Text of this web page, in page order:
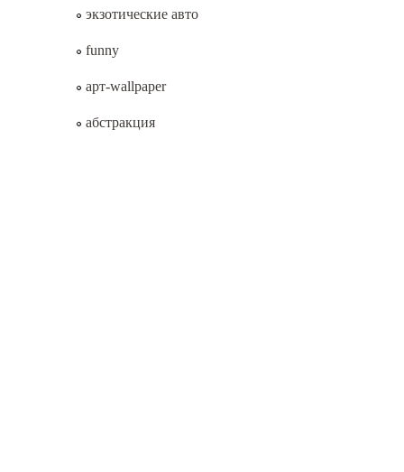
экзотические авто
funny
арт-wallpaper
абстракция